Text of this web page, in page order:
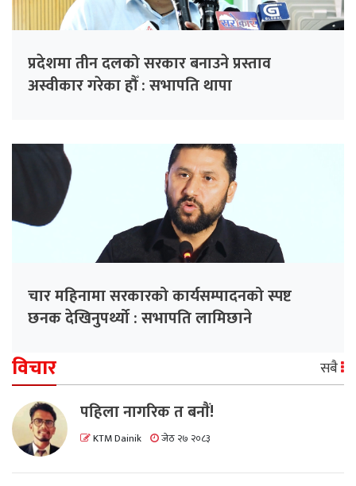
प्रदेशमा तीन दलको सरकार बनाउने प्रस्ताव
अस्वीकार गरेका हौँ : सभापति थापा
चार महिनामा सरकारको कार्यसम्पादनको स्पष्ट
छनक देखिनुपर्थ्यो : सभापति लामिछाने
विचार सबै
पहिला नागरिक त बनाैं!
KTM Dainik जेठ २७ २०८३